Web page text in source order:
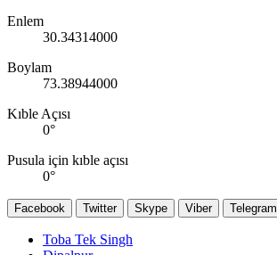
Enlem
30.34314000
Boylam
73.38944000
Kıble Açısı
0°
Pusula için kıble açısı
0°
Facebook Twitter Skype Viber Telegram
Toba Tek Singh